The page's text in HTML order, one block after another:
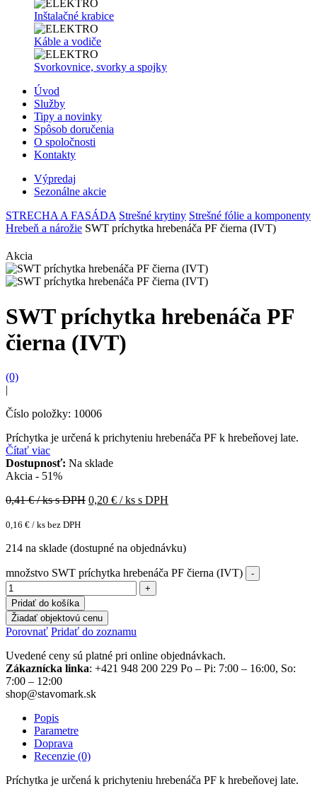
Inštalačné krabice
Káble a vodiče
Svorkovnice, svorky a spojky
Úvod
Služby
Tipy a novinky
Spôsob doručenia
O spoločnosti
Kontakty
Výpredaj
Sezonálne akcie
STRECHA A FASÁDA Strešné krytiny Strešné fólie a komponenty
Hrebeň a nárožie SWT príchytka hrebenáča PF čierna (IVT)
Akcia
SWT príchytka hrebenáča PF
čierna (IVT)
(0)
|
Číslo položky: 10006
Príchytka je určená k prichyteniu hrebenáča PF k hrebeňovej late.
Čítať viac
Dostupnosť: Na sklade
Akcia - 51%
0,41€ / ks s DPH 0,20 € / ks s DPH
0,16 € / ks bez DPH
214 na sklade (dostupné na objednávku)
množstvo SWT príchytka hrebenáča PF čierna (IVT)
Pridať do košíka
Žiadať objektovú cenu
Porovnať Pridať do zoznamu
Uvedené ceny sú platné pri online objednávkach.
Zákaznícka linka: +421 948 200 229 Po – Pi: 7:00 – 16:00, So:
7:00 – 12:00
shop@stavomark.sk
Popis
Parametre
Doprava
Recenzie (0)
Príchytka je určená k prichyteniu hrebenáča PF k hrebeňovej late.